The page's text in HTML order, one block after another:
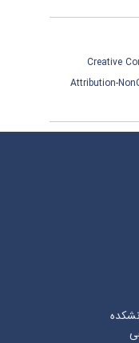
Creative
Attribution-